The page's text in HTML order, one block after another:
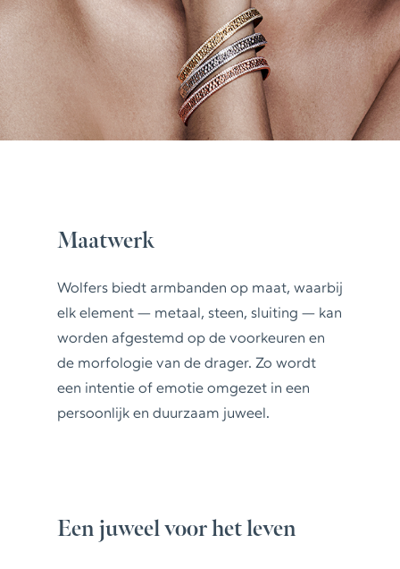
Maatwerk
Wolfers biedt armbanden op maat, waarbij
elk element — metaal, steen, sluiting — kan
worden afgestemd op de voorkeuren en
de morfologie van de drager. Zo wordt
een intentie of emotie omgezet in een
persoonlijk en duurzaam juweel.
Een juweel voor het leven